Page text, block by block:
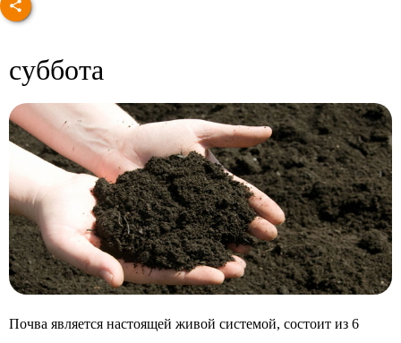
суббота
Почва является настоящей живой системой, состоит из 6